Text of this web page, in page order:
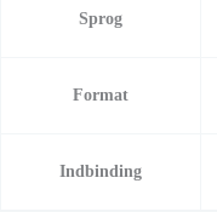
Sprog
Format
Indbinding